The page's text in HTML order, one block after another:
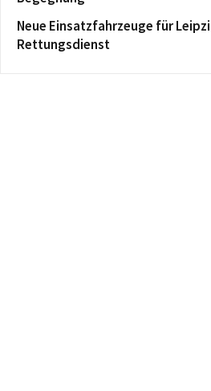
Neue Einsatzfahrzeuge für
Rettungsdienst